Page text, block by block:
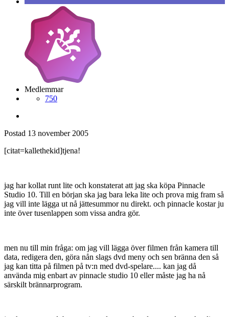
Medlemmar
750
Postad 13 november 2005
[citat=kallethekid]tjena!
jag har kollat runt lite och konstaterat att jag ska köpa Pinnacle
Studio 10. Till en början ska jag bara leka lite och prova mig fram så
jag vill inte lägga ut nå jättesummor nu direkt. och pinnacle kostar ju
inte över tusenlappen som vissa andra gör.
men nu till min fråga: om jag vill lägga över filmen från kamera till
data, redigera den, göra nån slags dvd meny och sen bränna den så
jag kan titta på filmen på tv:n med dvd-spelare.... kan jag då
använda mig enbart av pinnacle studio 10 eller måste jag ha nå
särskilt brännarprogram.